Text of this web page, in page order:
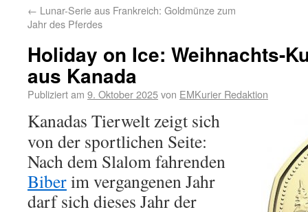
← Lunar-Serie aus Frankreich: Goldmünze zum
Jahr des Pferdes
Holiday on Ice: Weihnachts-
aus Kanada
Publiziert am 9. Oktober 2025von EMKurier Redaktion
Kanadas Tierwelt zeigt sich
von der sportlichen Seite:
Nach dem Slalom fahrenden
Biberim vergangenen Jahr
darf sich dieses Jahr der